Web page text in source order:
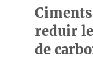
reduir
de